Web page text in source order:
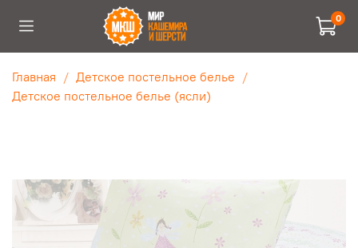
0
Главная
Детское постельное белье
Детское постельное белье (ясли)